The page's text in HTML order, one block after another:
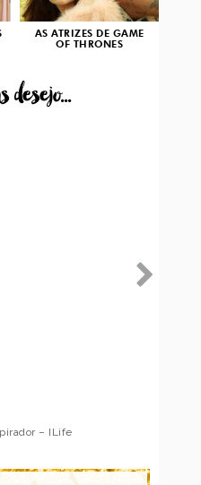
AS ATRIZES DE GAME
OF THRONES
desejo...
– ILife